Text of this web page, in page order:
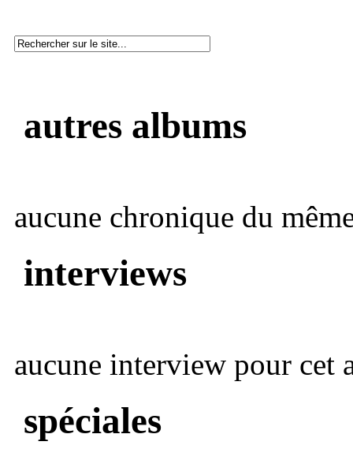
autres albums
aucune chronique du
interviews
aucune interview pour cet
spéciales